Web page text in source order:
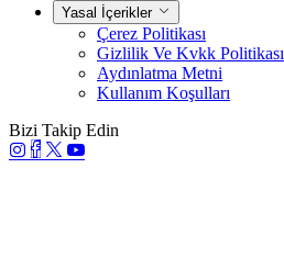
Yasal İçerikler
Çerez Politikası
Gizlilik Ve Kvkk Politikası
Aydınlatma Metni
Kullanım Koşulları
Bizi Takip Edin